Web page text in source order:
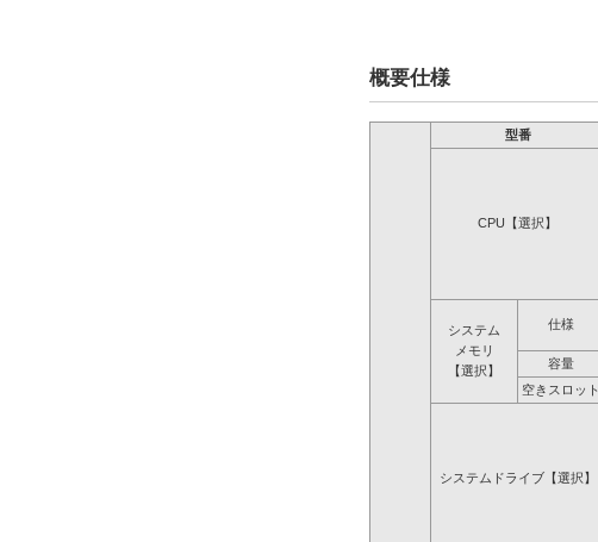
概要仕様
型番
CPU【選択】
システム
メモリ
【選択】
仕様
容量
空きスロット
システムドライブ【選択】